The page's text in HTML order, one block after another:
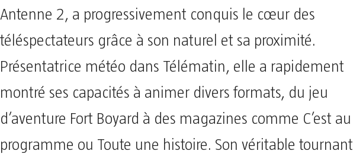
Antenne 2, a progressivement conquis le cœur des
téléspectateurs grâce à son naturel et sa proximité.
Présentatrice météo dans Télématin, elle a rapidement
montré ses capacités à animer divers formats, du jeu
d’aventure Fort Boyard à des magazines comme C’est au
programme ou Toute une histoire. Son véritable tournant